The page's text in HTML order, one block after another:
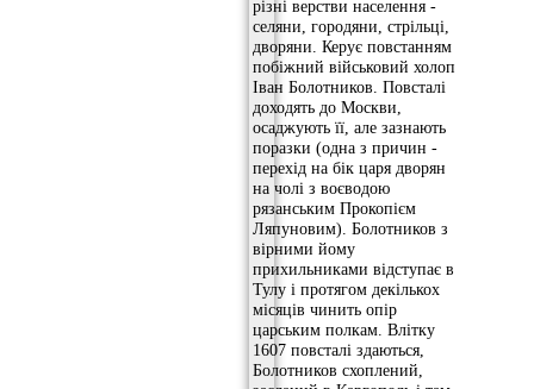
різні верстви населення -
селяни, городяни, стрільці,
дворяни. Керує повстанням
побіжний військовий холоп
Іван Болотников. Повсталі
доходять до Москви,
осаджують її, але зазнають
поразки (одна з причин -
перехід на бік царя дворян
на чолі з воєводою
рязанським Прокопієм
Ляпуновим). Болотников з
вірними йому
прихильниками відступає в
Тулу і протягом декількох
місяців чинить опір
царським полкам. Влітку
1607 повсталі здаються,
Болотников схоплений,